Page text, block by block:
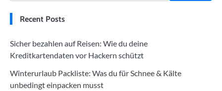
Recent Posts
Sicher bezahlen auf Reisen: Wie du deine
Kreditkartendaten vor Hackern schützt
Winterurlaub Packliste: Was du für Schnee & Kälte
unbedingt einpacken musst